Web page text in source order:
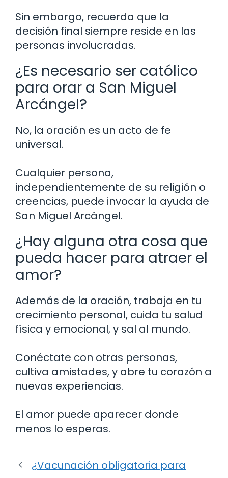
Sin embargo, recuerda que la
decisión final siempre reside en las
personas involucradas.
¿Es necesario ser católico
para orar a San Miguel
Arcángel?
No, la oración es un acto de fe
universal.
Cualquier persona,
independientemente de su religión o
creencias, puede invocar la ayuda de
San Miguel Arcángel.
¿Hay alguna otra cosa que
pueda hacer para atraer el
amor?
Además de la oración, trabaja en tu
crecimiento personal, cuida tu salud
física y emocional, y sal al mundo.
Conéctate con otras personas,
cultiva amistades, y abre tu corazón a
nuevas experiencias.
El amor puede aparecer donde
menos lo esperas.
¿Vacunación obligatoria para